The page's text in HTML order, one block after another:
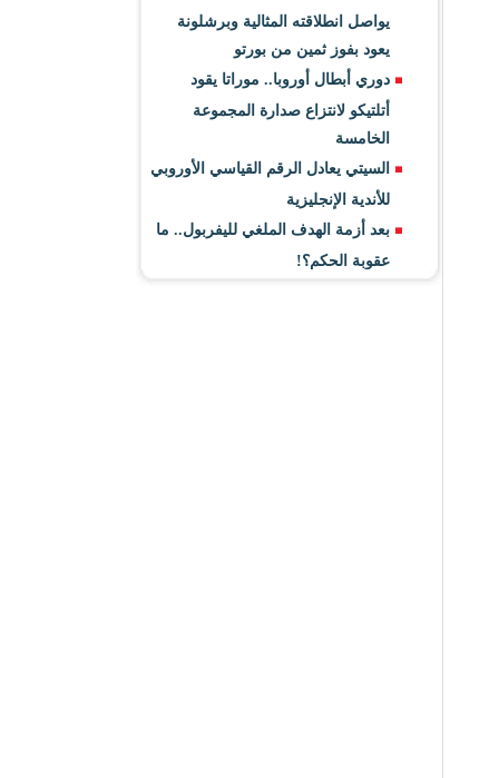
يواصل انطلاقته المثالية وبرشلونة
يعود بفوز ثمين من بورتو
دوري أبطال أوروبا.. موراتا يقود
أتلتيكو لانتزاع صدارة المجموعة
الخامسة
السيتي يعادل الرقم القياسي الأوروبي
للأندية الإنجليزية
بعد أزمة الهدف الملغي لليفربول.. ما
عقوبة الحكم؟!